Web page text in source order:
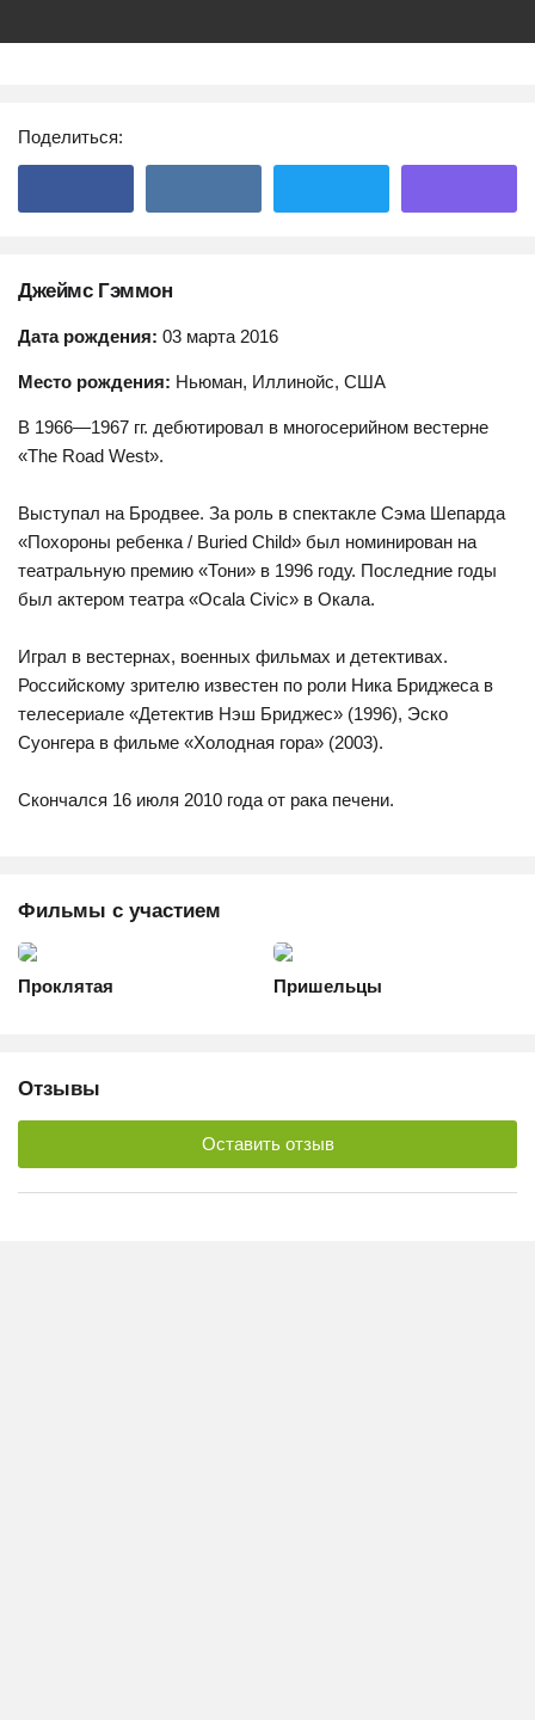
Поделиться:
Джеймс Гэммон
Дата рождения: 03 марта 2016
Место рождения: Ньюман, Иллинойс, США
В 1966—1967 гг. дебютировал в многосерийном вестерне
«The Road West».
Выступал на Бродвее. За роль в спектакле Сэма Шепарда
«Похороны ребенка / Buried Child» был номинирован на
театральную премию «Тони» в 1996 году. Последние годы
был актером театра «Ocala Civic» в Окала.
Играл в вестернах, военных фильмах и детективах.
Российскому зрителю известен по роли Ника Бриджеса в
телесериале «Детектив Нэш Бриджес» (1996), Эско
Суонгера в фильме «Холодная гора» (2003).
Скончался 16 июля 2010 года от рака печени.
Фильмы с участием
Проклятая Пришельцы
Отзывы
Оставить отзыв